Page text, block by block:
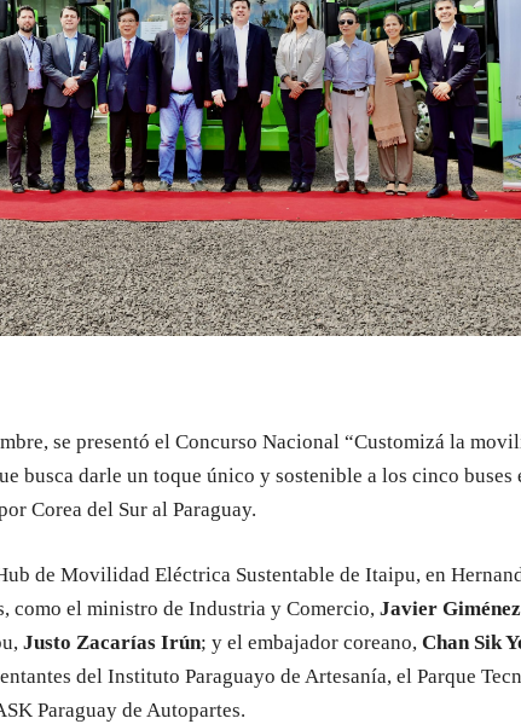
se presentó el Concurso Nacional “Customizá la
busca darle un toque único y sostenible a los cinco buses
Corea del Sur al Paraguay.
de Movilidad Eléctrica Sustentable de Itaipu, en
como el ministro de Industria y Comercio, Javier Giménez
Justo Zacarías Irún; y el embajador coreano, Chan Sik
del Instituto Paraguayo de Artesanía, el Parque
Paraguay de Autopartes.